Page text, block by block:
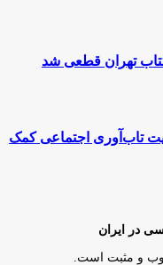
تاب‌آوری اجتماعی کمک
در ایران
و مثبت است.